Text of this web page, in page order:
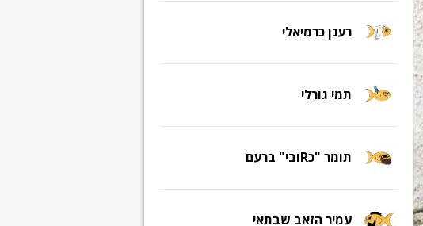
רענן כרמיאלי
תמי גורלי
תומר "כRובי" ברעם
עמיר הזאב שבתאי